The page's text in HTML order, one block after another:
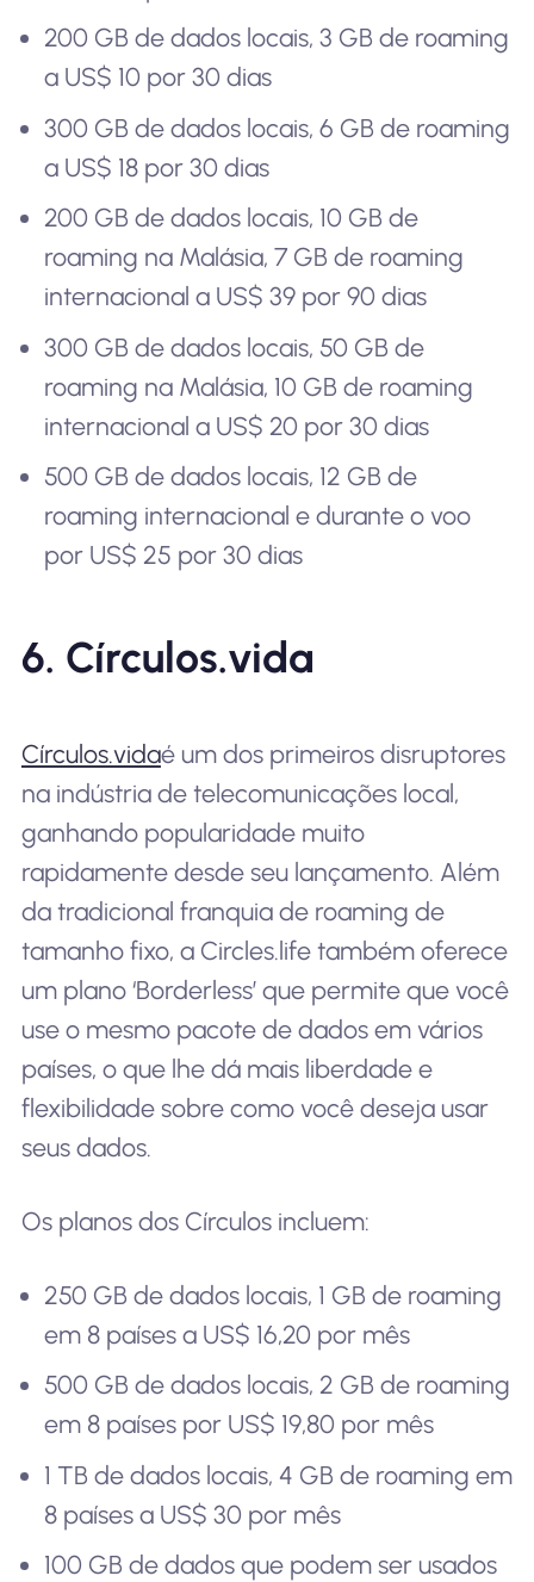
200 GB de dados locais, 3 GB de roaming
a US$ 10 por 30 dias
300 GB de dados locais, 6 GB de roaming
a US$ 18 por 30 dias
200 GB de dados locais, 10 GB de
roaming na Malásia, 7 GB de roaming
internacional a US$ 39 por 90 dias
300 GB de dados locais, 50 GB de
roaming na Malásia, 10 GB de roaming
internacional a US$ 20 por 30 dias
500 GB de dados locais, 12 GB de
roaming internacional e durante o voo
por US$ 25 por 30 dias
6. Círculos.vida
Círculos.vidaé um dos primeiros disruptores
na indústria de telecomunicações local,
ganhando popularidade muito
rapidamente desde seu lançamento. Além
da tradicional franquia de roaming de
tamanho fixo, a Circles.life também oferece
um plano ‘Borderless’ que permite que você
use o mesmo pacote de dados em vários
países, o que lhe dá mais liberdade e
flexibilidade sobre como você deseja usar
seus dados.
Os planos dos Círculos incluem:
250 GB de dados locais, 1 GB de roaming
em 8 países a US$ 16,20 por mês
500 GB de dados locais, 2 GB de roaming
em 8 países por US$ 19,80 por mês
1 TB de dados locais, 4 GB de roaming em
8 países a US$ 30 por mês
100 GB de dados que podem ser usados